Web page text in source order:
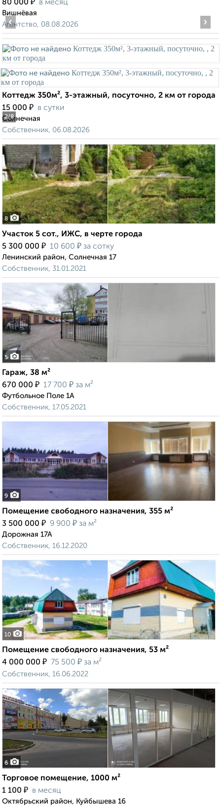
80 000 ₽ в месяц
Вишнёвая
Агентство, 08.08.2026
2/8
‹ ›
Коттедж 350м², 3-этажный, посуточно, 2 км от города
15 000 ₽ в сутки
Солнечная
Собственник, 06.08.2026
8
Участок 5 сот., ИЖС, в черте города
5 300 000 ₽ 10 600 ₽ за сотку
Ленинский район, Солнечная 17
Собственник, 31.01.2021
5
Гараж, 38 м²
670 000 ₽ 17 700 ₽ за м²
Футбольное Поле 1А
Собственник, 17.05.2021
9
Помещение свободного назначения, 355 м²
3 500 000 ₽ 9 900 ₽ за м²
Дорожная 17А
Собственник, 16.12.2020
10
Помещение свободного назначения, 53 м²
4 000 000 ₽ 75 500 ₽ за м²
Собственник, 16.06.2022
6
Торговое помещение, 1000 м²
1 100 ₽ в месяц
Октябрьский район, Куйбышева 16